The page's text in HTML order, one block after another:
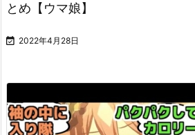
とめ【ウマ娘】
 2022年4月28日